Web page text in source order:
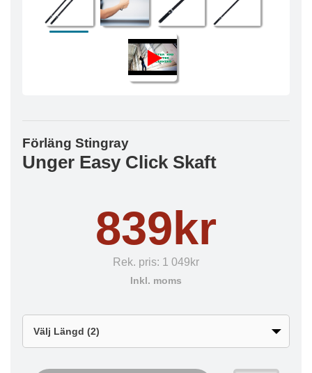
Förläng Stingray
Unger Easy Click Skaft
839kr
Rek. pris: 1 049kr
Inkl. moms